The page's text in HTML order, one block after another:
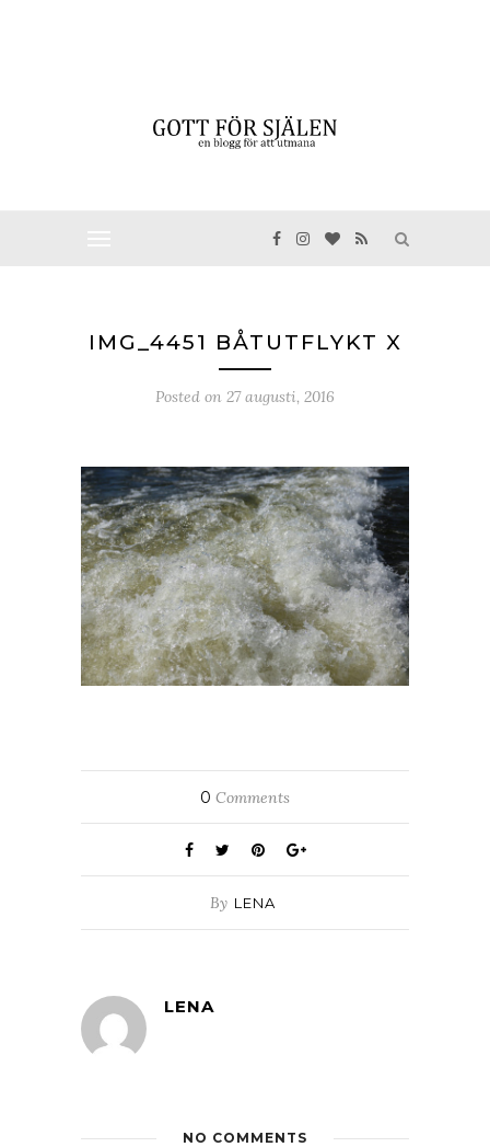
IMG_4451 BÅTUTFLYKT X
Posted on 27 augusti, 2016
0 Comments
By LENA
LENA
NO COMMENTS